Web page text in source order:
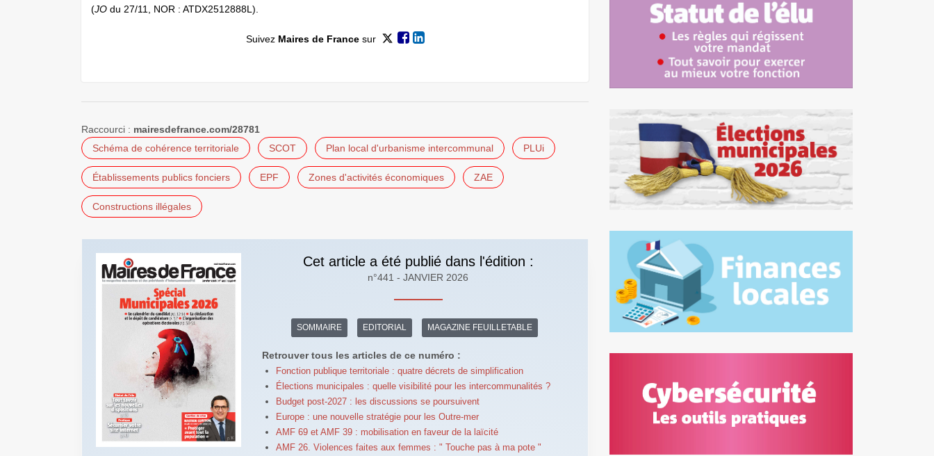
(JO du 27/11, NOR : ATDX2512888L).
Suivez Maires de Francesur
Raccourci : mairesdefrance.com/28781
Schéma de cohérence territoriale
SCOT Plan local d'urbanisme intercommunal PLUi
Établissements publics fonciers EPF Zones d'activités économiques ZAE
Constructions illégales
Cet article a été publié dans l'édition :
n°441 - JANVIER 2026
SOMMAIRE EDITORIAL MAGAZINE FEUILLETABLE
Retrouver tous les articles de ce numéro :
Fonction publique territoriale : quatre décrets de simplification
Élections municipales : quelle visibilité pour les intercommunalités ?
Budget post-2027 : les discussions se poursuivent
Europe : une nouvelle stratégie pour les Outre-mer
AMF 69 et AMF 39 : mobilisation en faveur de la laïcité
AMF 26. Violences faites aux femmes : " Touche pas à ma pote "